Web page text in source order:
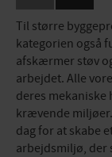
Til større
kategorien også
afskærmer støv
arbejdet. Alle
deres
krævende
dag for at skabe
arbejdsmiljø, der